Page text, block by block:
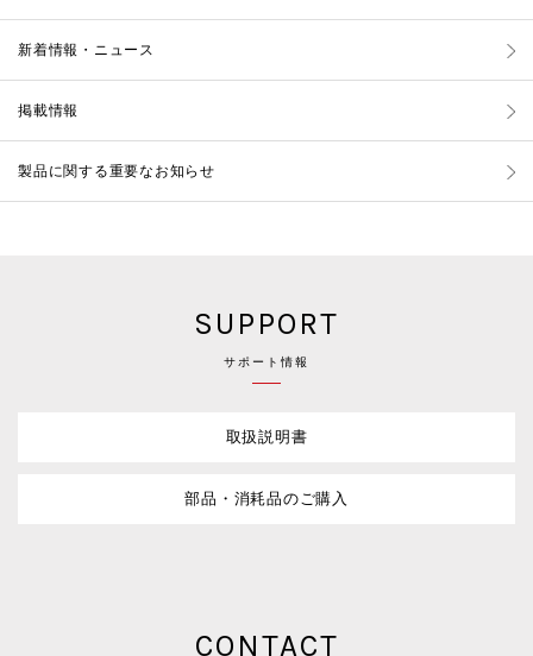
新着情報・ニュース
掲載情報
製品に関する重要なお知らせ
SUPPORT
サポート情報
取扱説明書
部品・消耗品のご購入
CONTACT